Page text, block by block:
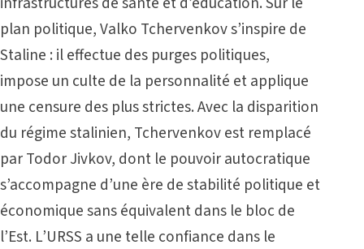
plan politique, Valko Tchervenkov s’inspire de
Staline : il effectue des purges politiques,
impose un culte de la personnalité et applique
une censure des plus strictes. Avec la disparition
du régime stalinien, Tchervenkov est remplacé
par Todor Jivkov, dont le pouvoir autocratique
s’accompagne d’une ère de stabilité politique et
économique sans équivalent dans le bloc de
l’Est. L’URSS a une telle confiance dans le